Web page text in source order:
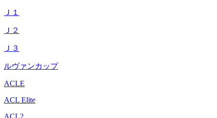
Ｊ１
Ｊ２
Ｊ３
ルヴァンカップ
ACLE
ACL Elite
ACL2